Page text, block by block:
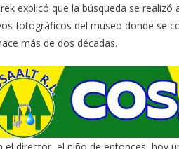
explicó que la búsqueda se
fotográficos del museo donde se
más de dos décadas.
el director, el niño de entonces, hoy